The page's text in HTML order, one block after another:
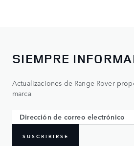
SIEMPRE
Actualizaciones de Range Rover
marca
SUSCRIBIRSE